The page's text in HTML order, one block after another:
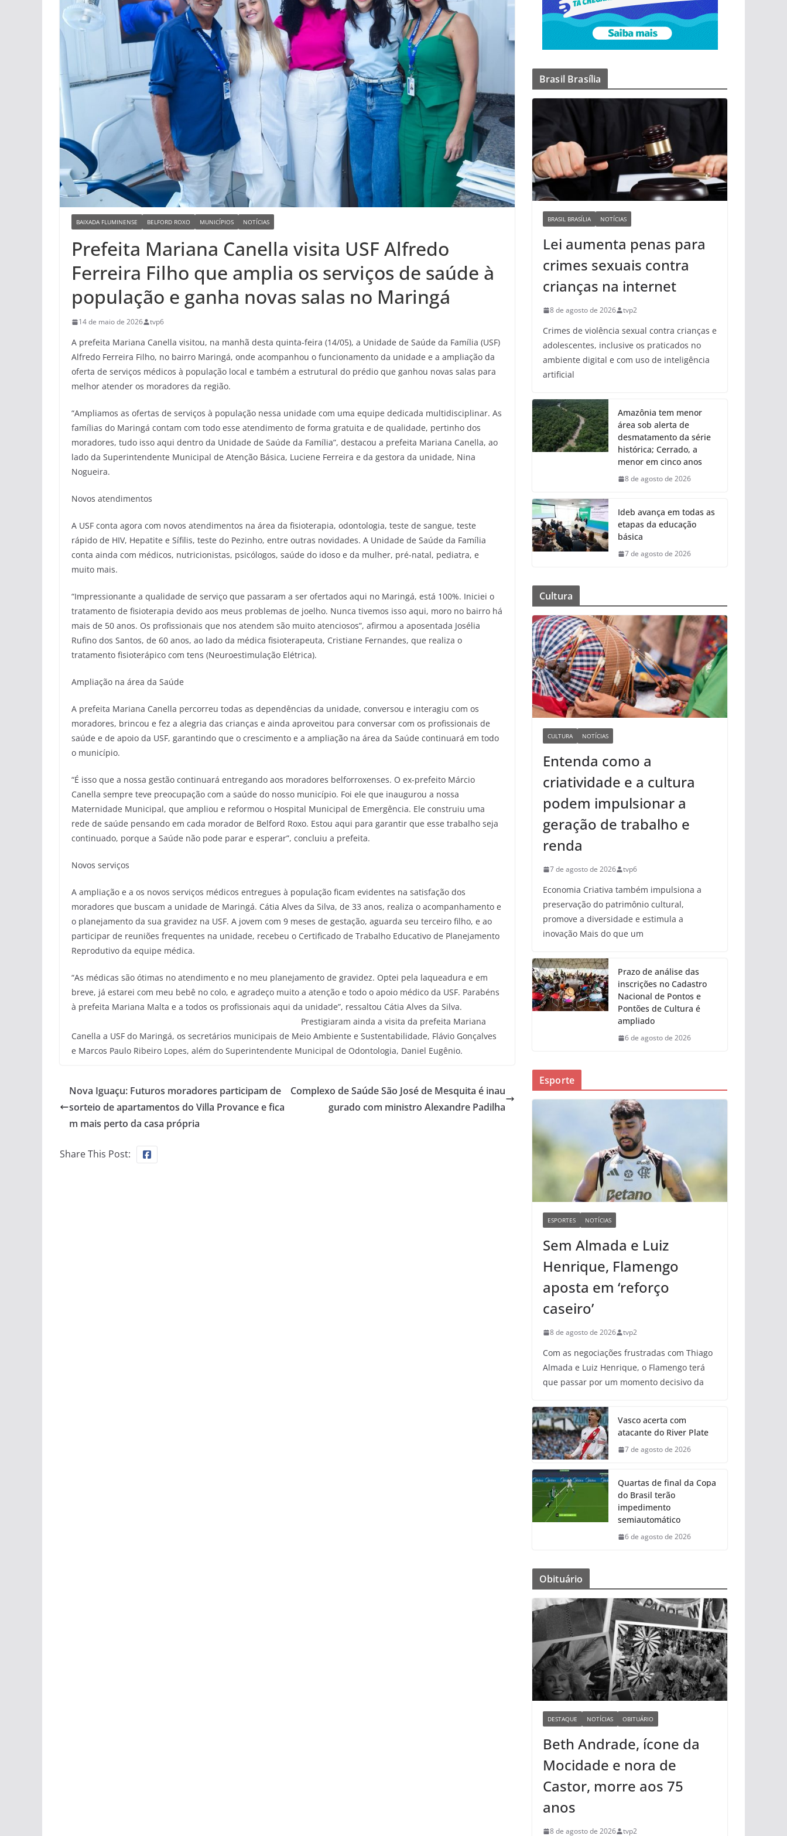
BAIXADA FLUMINENSE BELFORD ROXO MUNICÍPIOS NOTÍCIAS
Prefeita Mariana Canella visita USF Alfredo
Ferreira Filho que amplia os serviços de saúde à
população e ganha novas salas no Maringá
14 de maio de 2026 tvp6
A prefeita Mariana Canella visitou, na manhã desta quinta-feira (14/05), a Unidade de Saúde da Família (USF)
Alfredo Ferreira Filho, no bairro Maringá, onde acompanhou o funcionamento da unidade e a ampliação da
oferta de serviços médicos à população local e também a estrutural do prédio que ganhou novas salas para
melhor atender os moradores da região.
“Ampliamos as ofertas de serviços à população nessa unidade com uma equipe dedicada multidisciplinar. As
famílias do Maringá contam com todo esse atendimento de forma gratuita e de qualidade, pertinho dos
moradores, tudo isso aqui dentro da Unidade de Saúde da Família”, destacou a prefeita Mariana Canella, ao
lado da Superintendente Municipal de Atenção Básica, Luciene Ferreira e da gestora da unidade, Nina
Nogueira.
Novos atendimentos
A USF conta agora com novos atendimentos na área da fisioterapia, odontologia, teste de sangue, teste
rápido de HIV, Hepatite e Sífilis, teste do Pezinho, entre outras novidades. A Unidade de Saúde da Família
conta ainda com médicos, nutricionistas, psicólogos, saúde do idoso e da mulher, pré-natal, pediatra, e
muito mais.
“Impressionante a qualidade de serviço que passaram a ser ofertados aqui no Maringá, está 100%. Iniciei o
tratamento de fisioterapia devido aos meus problemas de joelho. Nunca tivemos isso aqui, moro no bairro há
mais de 50 anos. Os profissionais que nos atendem são muito atenciosos”, afirmou a aposentada Josélia
Rufino dos Santos, de 60 anos, ao lado da médica fisioterapeuta, Cristiane Fernandes, que realiza o
tratamento fisioterápico com tens (Neuroestimulação Elétrica).
Ampliação na área da Saúde
A prefeita Mariana Canella percorreu todas as dependências da unidade, conversou e interagiu com os
moradores, brincou e fez a alegria das crianças e ainda aproveitou para conversar com os profissionais de
saúde e de apoio da USF, garantindo que o crescimento e a ampliação na área da Saúde continuará em todo
o município.
“É isso que a nossa gestão continuará entregando aos moradores belforroxenses. O ex-prefeito Márcio
Canella sempre teve preocupação com a saúde do nosso município. Foi ele que inaugurou a nossa
Maternidade Municipal, que ampliou e reformou o Hospital Municipal de Emergência. Ele construiu uma
rede de saúde pensando em cada morador de Belford Roxo. Estou aqui para garantir que esse trabalho seja
continuado, porque a Saúde não pode parar e esperar”, concluiu a prefeita.
Novos serviços
A ampliação e a os novos serviços médicos entregues à população ficam evidentes na satisfação dos
moradores que buscam a unidade de Maringá. Cátia Alves da Silva, de 33 anos, realiza o acompanhamento e
o planejamento da sua gravidez na USF. A jovem com 9 meses de gestação, aguarda seu terceiro filho, e ao
participar de reuniões frequentes na unidade, recebeu o Certificado de Trabalho Educativo de Planejamento
Reprodutivo da equipe médica.
“As médicas são ótimas no atendimento e no meu planejamento de gravidez. Optei pela laqueadura e em
breve, já estarei com meu bebê no colo, e agradeço muito a atenção e todo o apoio médico da USF. Parabéns
à prefeita Mariana Malta e a todos os profissionais aqui da unidade”, ressaltou Cátia Alves da Silva.
Prestigiaram ainda a visita da prefeita Mariana
Canella a USF do Maringá, os secretários municipais de Meio Ambiente e Sustentabilidade, Flávio Gonçalves
e Marcos Paulo Ribeiro Lopes, além do Superintendente Municipal de Odontologia, Daniel Eugênio.
Nova Iguaçu: Futuros moradores participam de
sorteio de apartamentos do Villa Provance e fica
m mais perto da casa própria
Complexo de Saúde São José de Mesquita é inau
gurado com ministro Alexandre Padilha
Share This Post:
Brasil Brasília
BRASIL BRASÍLIA NOTÍCIAS
Lei aumenta penas para
crimes sexuais contra
crianças na internet
8 de agosto de 2026 tvp2
Crimes de violência sexual contra crianças e
adolescentes, inclusive os praticados no
ambiente digital e com uso de inteligência
artificial
Amazônia tem menor
área sob alerta de
desmatamento da série
histórica; Cerrado, a
menor em cinco anos
8 de agosto de 2026
Ideb avança em todas as
etapas da educação
básica
7 de agosto de 2026
Cultura
CULTURA NOTÍCIAS
Entenda como a
criatividade e a cultura
podem impulsionar a
geração de trabalho e
renda
7 de agosto de 2026 tvp6
Economia Criativa também impulsiona a
preservação do patrimônio cultural,
promove a diversidade e estimula a
inovação Mais do que um
Prazo de análise das
inscrições no Cadastro
Nacional de Pontos e
Pontões de Cultura é
ampliado
6 de agosto de 2026
Esporte
ESPORTES NOTÍCIAS
Sem Almada e Luiz
Henrique, Flamengo
aposta em ‘reforço
caseiro’
8 de agosto de 2026 tvp2
Com as negociações frustradas com Thiago
Almada e Luiz Henrique, o Flamengo terá
que passar por um momento decisivo da
Vasco acerta com
atacante do River Plate
7 de agosto de 2026
Quartas de final da Copa
do Brasil terão
impedimento
semiautomático
6 de agosto de 2026
Obituário
DESTAQUE NOTÍCIAS OBITUÁRIO
Beth Andrade, ícone da
Mocidade e nora de
Castor, morre aos 75
anos
8 de agosto de 2026 tvp2